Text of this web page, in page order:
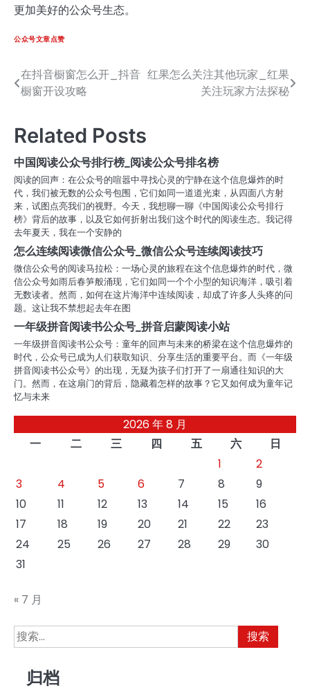
更加美好的公众号生态。
公众号文章点赞
文
章
导
航
在抖音橱窗怎么开_抖音
橱窗开设攻略
红果怎么关注其他玩家_红果
关注玩家方法探秘
Related Posts
中国阅读公众号排行榜_阅读公众号排名榜
阅读的回声：在公众号的喧嚣中寻找心灵的宁静在这个信息爆炸的时
代，我们被无数的公众号包围，它们如同一道道光束，从四面八方射
来，试图点亮我们的视野。今天，我想聊一聊《中国阅读公众号排行
榜》背后的故事，以及它如何折射出我们这个时代的阅读生态。我记得
去年夏天，我在一个安静的
怎么连续阅读微信公众号_微信公众号连续阅读技巧
微信公众号的阅读马拉松：一场心灵的旅程在这个信息爆炸的时代，微
信公众号如雨后春笋般涌现，它们如同一个个小型的知识海洋，吸引着
无数读者。然而，如何在这片海洋中连续阅读，却成了许多人头疼的问
题。这让我不禁想起去年在图
一年级拼音阅读书公众号_拼音启蒙阅读小站
一年级拼音阅读书公众号：童年的回声与未来的桥梁在这个信息爆炸的
时代，公众号已成为人们获取知识、分享生活的重要平台。而《一年级
拼音阅读书公众号》的出现，无疑为孩子们打开了一扇通往知识的大
门。然而，在这扇门的背后，隐藏着怎样的故事？它又如何成为童年记
忆与未来
2026 年 8 月
一
二 三 四 五 六
日
1
2
3
4 5 6 7 8
9
10
11 12 13 14 15
16
17
18 19 20 21 22
23
24
25 26 27 28 29
30
31
« 7 月
搜
索：
归档